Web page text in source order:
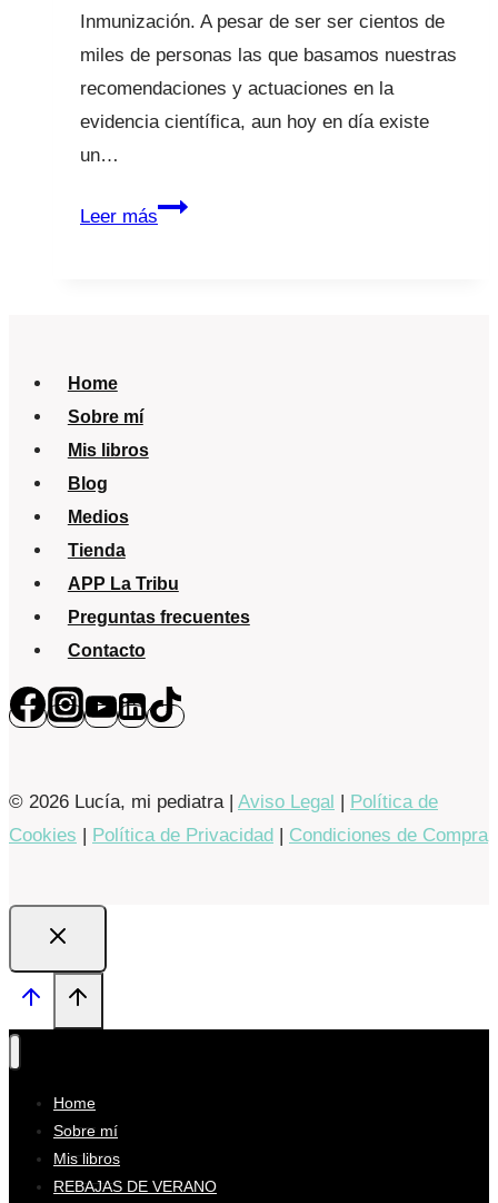
Inmunización. A pesar de ser ser cientos de
miles de personas las que basamos nuestras
recomendaciones y actuaciones en la
evidencia científica, aun hoy en día existe
un…
Leer más¿Y
Home
Sobre mí
Mis libros
Blog
Medios
Tienda
APP La Tribu
Preguntas frecuentes
Contacto
© 2026 Lucía, mi pediatra | Aviso Legal | Política de
Cookies | Política de Privacidad | Condiciones de Compra
Home
Sobre mí
Mis libros
REBAJAS DE VERANO